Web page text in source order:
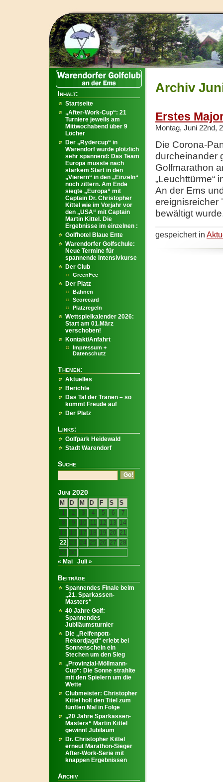
Archiv
Erstes
Montag, Juni 22nd,
Die Corona-
durcheinander
Golfmarathon
„Leuchttürme“
An der Ems
ereignisreicher
bewältigt
gespeichert in
Inhalt:
Startseite
„After-Work-Cup“: 21
Turniere jeweils am
Mittwochabend über 9
Löcher
Der „Rydercup“ in
Warendorf wurde plötzlich
sehr spannend: Das Team
Europa musste nach
starkem Start in den
„Vierern“ in den „Einzeln“
noch zittern. Am Ende
siegte „Europa“ mit
Captain Dr. Christopher
Kittel wie im Vorjahr vor
den „USA“ mit Captain
Martin Kittel. Die
Ergebnisse im einzelnen :
Golfhotel Blaue Ente
Warendorfer Golfschule:
Neue Termine für
spannende Intensivkurse
Der Club
GreenFee
Der Platz
Bahnen
Scorecard
Platzregeln
Wettspielkalender 2026:
Start am 01.März
verschoben!
Kontakt/Anfahrt
Impressum +
Datenschutz
Themen:
Aktuelles
Berichte
Das Tal der Tränen – so
kommt Freude auf
Der Platz
Links:
Golfpark Heidewald
Stadt Warendorf
Suche
Juni 2020
M D M D F S
S
1
2 3 4 5 6
7
8
9 10 11 12 13 14
15 16 17 18 19 20 21
22 23 24 25 26 27 28
29 30
« Mai
Juli »
Beiträge
Spannendes Finale beim
„21. Sparkassen-
Masters“
40 Jahre Golf:
Spannendes
Jubiläumsturnier
Die „Reifenpott-
Rekordjagd“ erlebt bei
Sonnenschein ein
Stechen um den Sieg
„Provinzial-Möllmann-
Cup“: Die Sonne strahlte
mit den Spielern um die
Wette
Clubmeister: Christopher
Kittel holt den Titel zum
fünften Mal in Folge
„20 Jahre Sparkassen-
Masters“ Martin Kittel
gewinnt Jubiläum
Dr. Christopher Kittel
erneut Marathon-Sieger
After-Work-Serie mit
knappen Ergebnissen
Archiv